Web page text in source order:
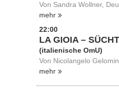
Von Sandra Wollner,
mehr
22:00
LA GIOIA –
(italienische OmU)
Von Nicolangelo
mehr